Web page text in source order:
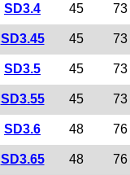
SD3.4 45 73
SD3.45 45 73
SD3.5 45 73
SD3.55 45 73
SD3.6 48 76
SD3.65 48 76